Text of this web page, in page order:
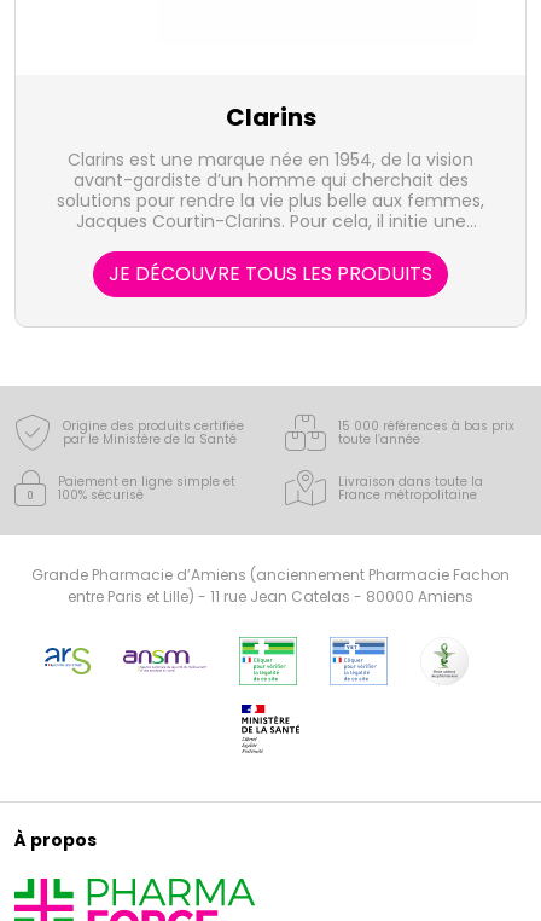
Clarins
Clarins est une marque née en 1954, de la vision
avant-gardiste d’un homme qui cherchait des
solutions pour rendre la vie plus belle aux femmes,
Jacques Courtin-Clarins. Pour cela, il initie une
guidée par la bio-inspiration : s’inspirer du meilleur de
la nature pour innover durablement. La recherche
Clarins mobilise toutes les ressources de la science
pour déceler les propriétés cosmétiques des actifs
composition de ses formules, Clarins possède son
création d’extraits de plantes.
JE DÉCOUVRE TOUS LES PRODUITS
Origine des produits certifiée
par le Ministère de la Santé
15 000 références à bas prix
toute l’année
Paiement en ligne simple et
100% sécurisé
Livraison dans toute la
France métropolitaine
Grande Pharmacie d’Amiens (anciennement Pharmacie Fachon
entre Paris et Lille) - 11 rue Jean Catelas - 80000 Amiens
À propos